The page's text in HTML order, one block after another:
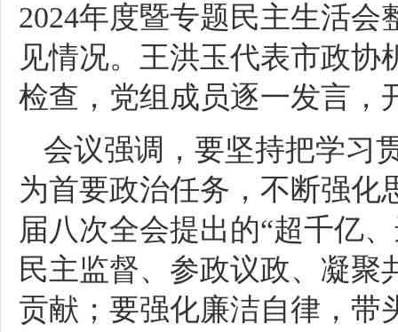
2024年度暨专题民主生活
见情况。王洪玉代表市政
检查，党组成员逐一发言，
会议强调，要坚持把学习
为首要政治任务，不断强化
届八次全会提出的“超千亿
民主监督、参政议政、凝聚
贡献；要强化廉洁自律，带